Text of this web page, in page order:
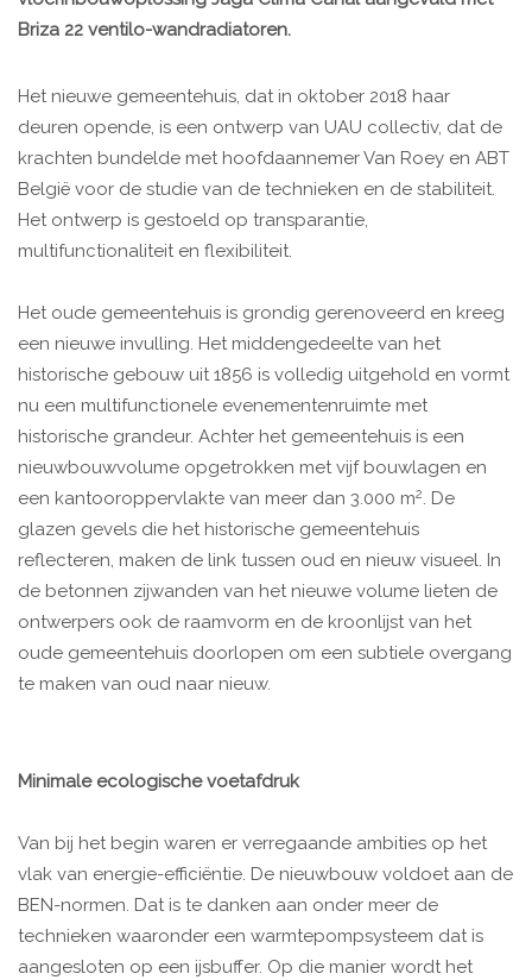
Briza 22 ventilo-wandradiatoren.
Het nieuwe gemeentehuis, dat in oktober 2018 haar
deuren opende, is een ontwerp van UAU collectiv, dat de
krachten bundelde met hoofdaannemer Van Roey en ABT
België voor de studie van de technieken en de stabiliteit.
Het ontwerp is gestoeld op transparantie,
multifunctionaliteit en flexibiliteit.
Het oude gemeentehuis is grondig gerenoveerd en kreeg
een nieuwe invulling. Het middengedeelte van het
historische gebouw uit 1856 is volledig uitgehold en vormt
nu een multifunctionele evenementenruimte met
historische grandeur. Achter het gemeentehuis is een
nieuwbouwvolume opgetrokken met vijf bouwlagen en
een kantooroppervlakte van meer dan 3.000 m2. De
glazen gevels die het historische gemeentehuis
reflecteren, maken de link tussen oud en nieuw visueel. In
de betonnen zijwanden van het nieuwe volume lieten de
ontwerpers ook de raamvorm en de kroonlijst van het
oude gemeentehuis doorlopen om een subtiele overgang
te maken van oud naar nieuw.
Minimale ecologische voetafdruk
Van bij het begin waren er verregaande ambities op het
vlak van energie-efficiëntie. De nieuwbouw voldoet aan de
BEN-normen. Dat is te danken aan onder meer de
technieken waaronder een warmtepompsysteem dat is
aangesloten op een ijsbuffer. Op die manier wordt het